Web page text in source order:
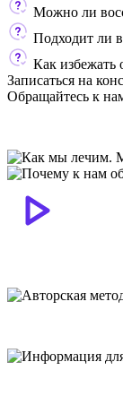
Можно ли
Подходит ли
Как избежать
Записаться на
Обращайтесь к